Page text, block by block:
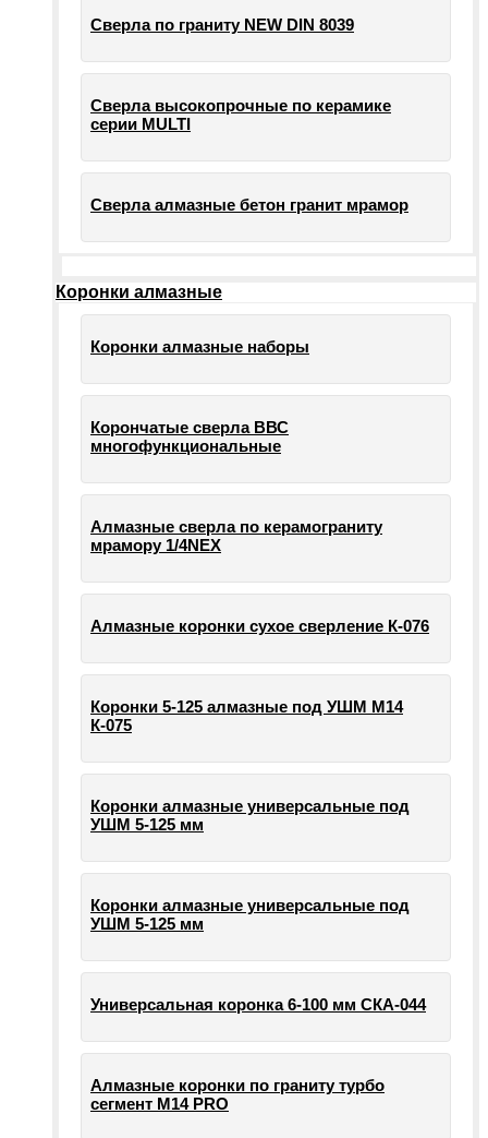
Сверла по граниту NEW DIN 8039
Сверла высокопрочные по керамике
серии MULTI
Сверла алмазные бетон гранит мрамор
Коронки алмазные
Коронки алмазные наборы
Корончатые сверла ВВС
многофункциональные
Алмазные сверла по керамограниту
мрамору 1/4NEX
Алмазные коронки сухое сверление К-076
Коронки 5-125 алмазные под УШМ М14
К-075
Коронки алмазные универсальные под
УШМ 5-125 мм
Коронки алмазные универсальные под
УШМ 5-125 мм
Универсальная коронка 6-100 мм СКА-044
Алмазные коронки по граниту турбо
сегмент М14 PRO